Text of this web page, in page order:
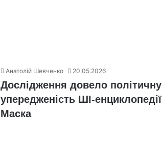
Анатолій Шевченко 20.05.2026
Дослідження довело політичну
упередженість ШІ-енциклопедії
Маска